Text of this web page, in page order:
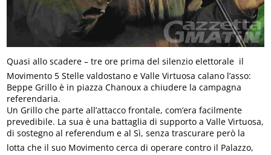
Quasi allo scadere – tre ore prima del silenzio elettorale  il
Movimento 5 Stelle valdostano e Valle Virtuosa calano l’asso:
Beppe Grillo è in piazza Chanoux a chiudere la campagna
referendaria.
Un Grillo che parte all’attacco frontale, com’era facilmente
prevedibile. La sua è una battaglia di supporto a Valle Virtuosa,
di sostegno al referendum e al Sì, senza trascurare però la
lotta che il suo Movimento cerca di operare contro il Palazzo,